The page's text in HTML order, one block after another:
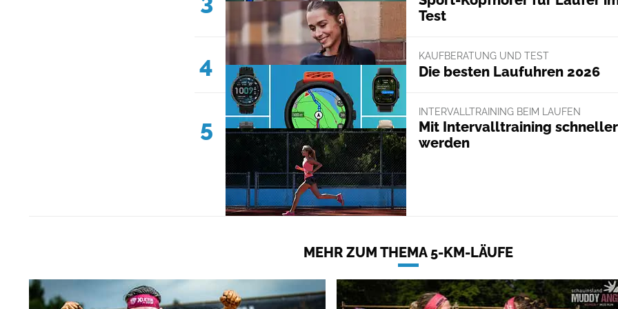
Test
4 KAUFBERATUNG UND TEST
Die besten Laufuhren 2026
5
INTERVALLTRAINING BEIM LAUFEN
Mit Intervalltraining schneller
werden
MEHR ZUM THEMA 5-KM-LÄUFE